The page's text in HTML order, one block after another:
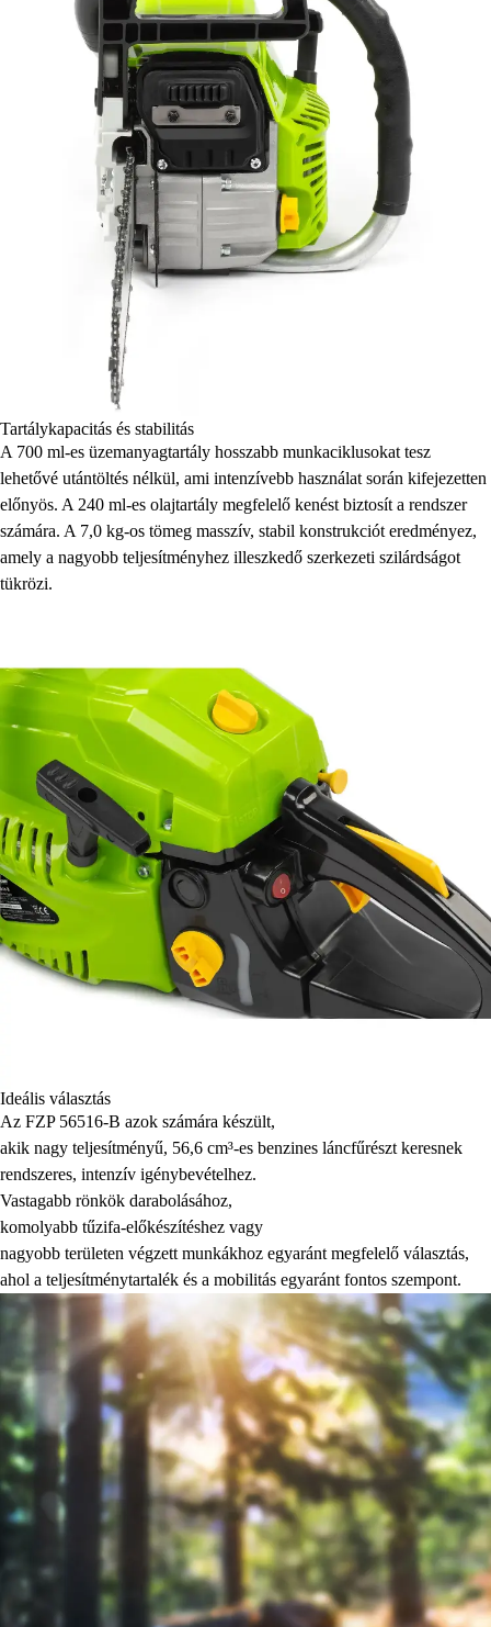
Tartálykapacitás és stabilitás
A 700 ml-es üzemanyagtartály hosszabb munkaciklusokat tesz
lehetővé utántöltés nélkül, ami intenzívebb használat során kifejezetten
előnyös. A 240 ml-es olajtartály megfelelő kenést biztosít a rendszer
számára. A 7,0 kg-os tömeg masszív, stabil konstrukciót eredményez,
amely a nagyobb teljesítményhez illeszkedő szerkezeti szilárdságot
tükrözi.
Ideális választás
Az FZP 56516-B azok számára készült,
akik nagy teljesítményű, 56,6 cm³-es benzines láncfűrészt keresnek
rendszeres, intenzív igénybevételhez.
Vastagabb rönkök darabolásához,
komolyabb tűzifa-előkészítéshez vagy
nagyobb területen végzett munkákhoz egyaránt megfelelő választás,
ahol a teljesítménytartalék és a mobilitás egyaránt fontos szempont.